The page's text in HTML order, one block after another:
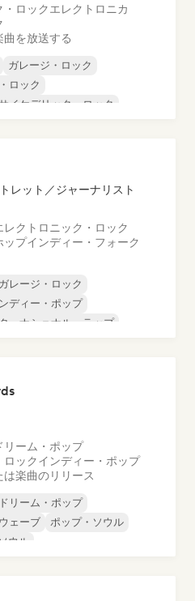
・ロックエレクトロニカ
を放送する
ガレージ・ロック
ロック
イケデリック・ロック
レット／ジャーナリスト
レクトロニック・ロック
ップインディー・フォーク
ガレージ・ロック
ディー・ポップ
ターナショナル・ラップ
リーム・ポップ
ロックインディー・ポップ
楽曲のリリース
ドリーム・ポップ
ェーブ
ポップ・ソウル
ウル